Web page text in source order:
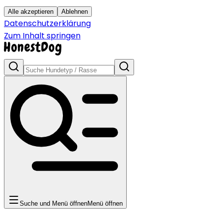
Alle akzeptieren Ablehnen
Datenschutzerklärung
Zum Inhalt springen
Suche und Menü öffnenMenü öffnen